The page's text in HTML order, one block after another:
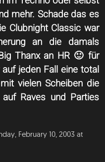
mehr. Schade das es
Clubnight Classic war
an die damals
Thanx an HR 🙂 für
jeden Fall eine total
vielen Scheiben die
Raves und Parties
February 10, 2003 at